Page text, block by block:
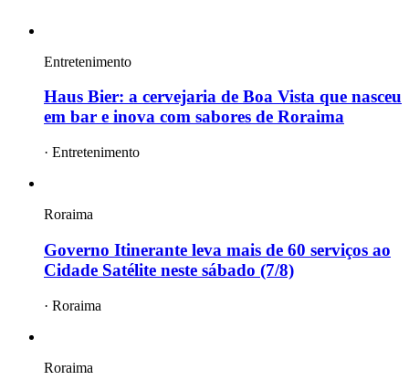
Entretenimento
Haus Bier: a cervejaria de Boa Vista que nasceu
em bar e inova com sabores de Roraima
· Entretenimento
Roraima
Governo Itinerante leva mais de 60 serviços ao
Cidade Satélite neste sábado (7/8)
· Roraima
Roraima